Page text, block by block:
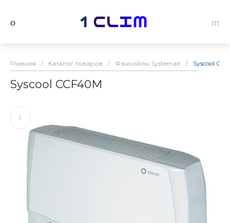
Главная / Каталог товаров / Фанкойлы Systemair / Syscool
Syscool CCF40M